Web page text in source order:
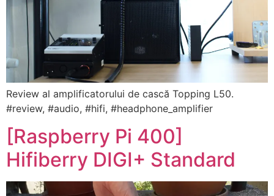
Review al amplificatorului de cască Topping L50.
#review, #audio, #hifi, #headphone_amplifier
[Raspberry Pi 400]
Hifiberry DIGI+ Standard